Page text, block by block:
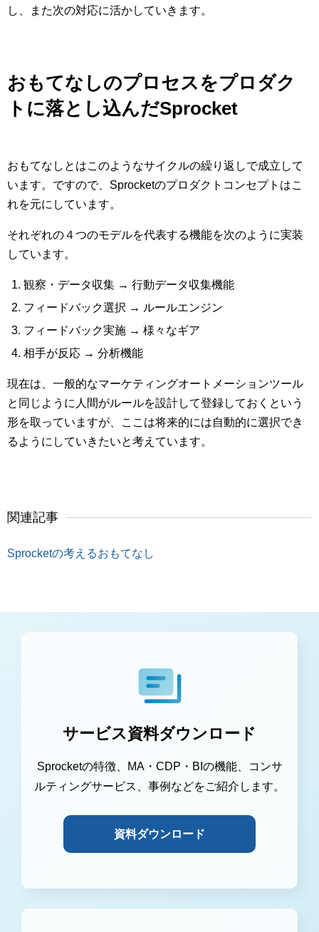
し、また次の対応に活かしていきます。
おもてなしのプロセスをプロダク
トに落とし込んだSprocket
おもてなしとはこのようなサイクルの繰り返しで成立して
います。ですので、Sprocketのプロダクトコンセプトはこ
れを元にしています。
それぞれの４つのモデルを代表する機能を次のように実装
しています。
観察・データ収集 → 行動データ収集機能
フィードバック選択 → ルールエンジン
フィードバック実施 → 様々なギア
相手が反応 → 分析機能
現在は、一般的なマーケティングオートメーションツール
と同じように人間がルールを設計して登録しておくという
形を取っていますが、ここは将来的には自動的に選択でき
るようにしていきたいと考えています。
関連記事
Sprocketの考えるおもてなし
サービス資料ダウンロード
Sprocketの特徴、MA・CDP・BIの機能、コンサ
ルティングサービス、事例などをご紹介します。
資料ダウンロード